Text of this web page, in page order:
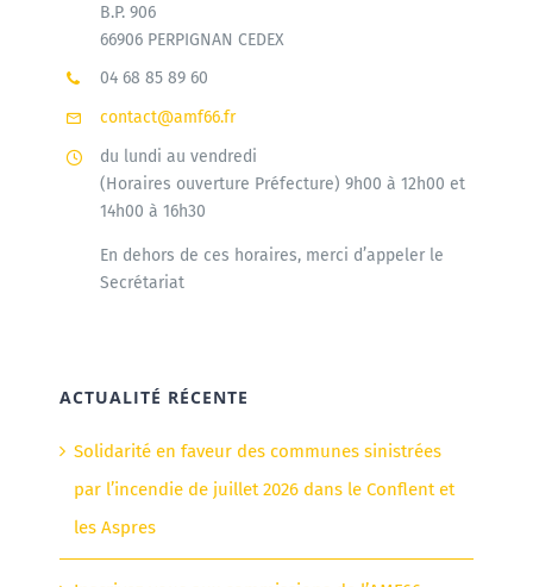
B.P. 906
66906 PERPIGNAN CEDEX
04 68 85 89 60
contact@amf66.fr
du lundi au vendredi
(Horaires ouverture Préfecture) 9h00 à 12h00 et
14h00 à 16h30
En dehors de ces horaires, merci d’appeler le
Secrétariat
ACTUALITÉ RÉCENTE
Solidarité en faveur des communes sinistrées
par l’incendie de juillet 2026 dans le Conflent et
les Aspres